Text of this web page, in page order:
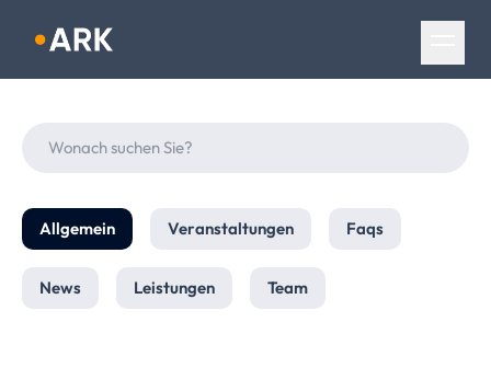
Navigation überspringen
Allgemein Veranstaltungen Faqs
News Leistungen Team